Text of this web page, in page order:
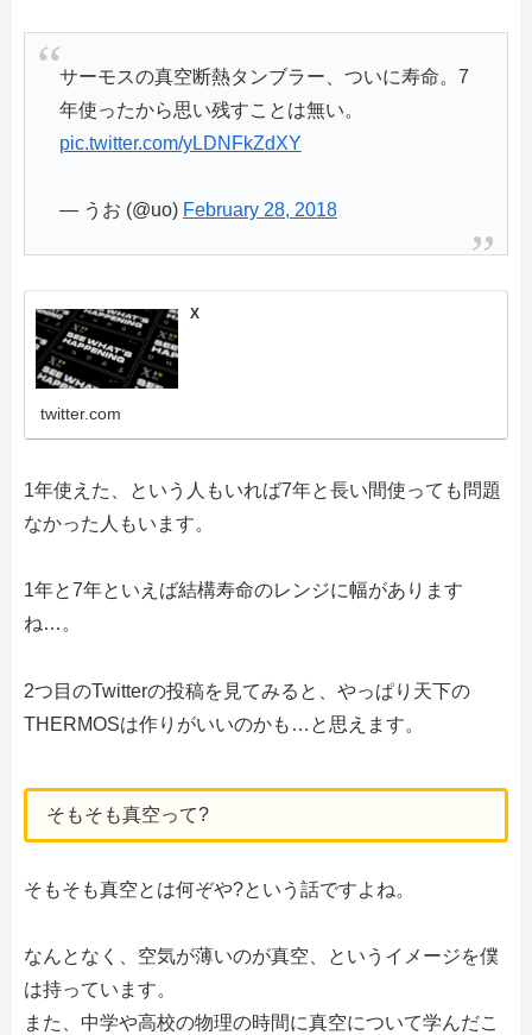
サーモスの真空断熱タンブラー、ついに寿命。7
年使ったから思い残すことは無い。
pic.twitter.com/yLDNFkZdXY
— うお (@uo) February 28, 2018
X
twitter.com
1年使えた、という人もいれば7年と長い間使っても問題
なかった人もいます。
1年と7年といえば結構寿命のレンジに幅があります
ね…。
2つ目のTwitterの投稿を見てみると、やっぱり天下の
THERMOSは作りがいいのかも…と思えます。
そもそも真空って?
そもそも真空とは何ぞや?という話ですよね。
なんとなく、空気が薄いのが真空、というイメージを僕
は持っています。
また、中学や高校の物理の時間に真空について学んだこ